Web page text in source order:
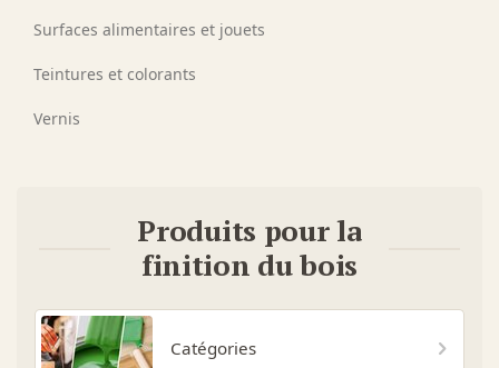
Surfaces alimentaires et jouets
Teintures et colorants
Vernis
Produits pour la
finition du bois
Catégories